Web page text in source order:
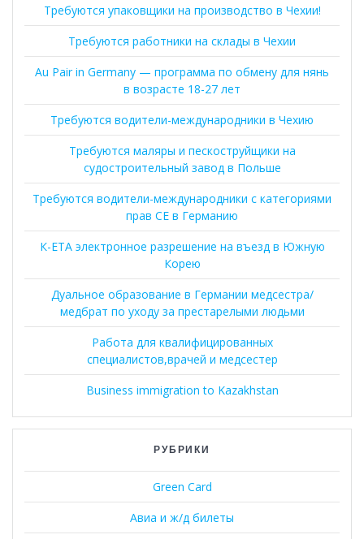
Требуются упаковщики на производство в Чехии!
Требуются работники на склады в Чехии
Au Pair in Germany — программа по обмену для нянь
в возрасте 18-27 лет
Требуются водители-международники в Чехию
Требуются маляры и пескоструйщики на
судостроительный завод в Польше
Требуются водители-международники с категориями
прав CE в Германию
К-ЕТА электронное разрешение на въезд в Южную
Корею
Дуальное образование в Германии медсестра/
медбрат по уходу за престарелыми людьми
Работа для квалифицированных
специалистов,врачей и медсестер
Business immigration to Kazakhstan
РУБРИКИ
Green Card
Авиа и ж/д билеты